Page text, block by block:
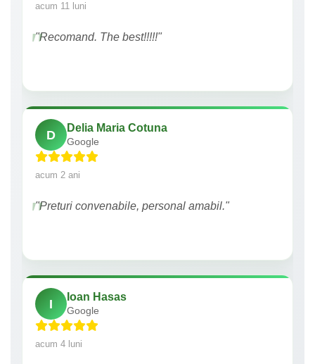
acum 11 luni
"Recomand. The best!!!!!"
D
Delia Maria Cotuna
Google
acum 2 ani
"Preturi convenabile, personal amabil."
I
Ioan Hasas
Google
acum 4 luni